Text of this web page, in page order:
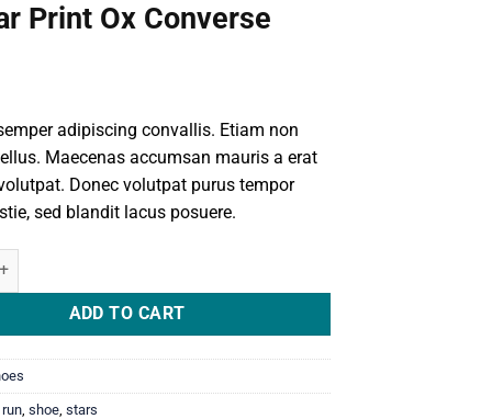
Print Ox Converse
adipiscing convallis. Etiam non
Maecenas accumsan mauris a erat
Donec volutpat purus tempor
sed blandit lacus posuere.
Ox Converse quantity
ADD TO CART
,run ,shoe ,stars